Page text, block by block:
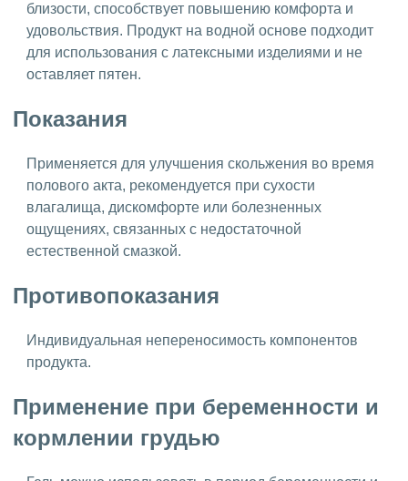
близости, способствует повышению комфорта и
удовольствия. Продукт на водной основе подходит
для использования с латексными изделиями и не
оставляет пятен.
Показания
Применяется для улучшения скольжения во время
полового акта, рекомендуется при сухости
влагалища, дискомфорте или болезненных
ощущениях, связанных с недостаточной
естественной смазкой.
Противопоказания
Индивидуальная непереносимость компонентов
продукта.
Применение при беременности и
кормлении грудью